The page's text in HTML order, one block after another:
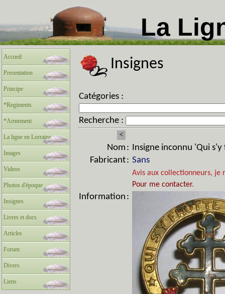
La
Accueil
Presentation
Principe
*Regiments
*Armement
La ligne en Lorraine
Images
Videos
Photos d'époque
Insignes
Livres et docs
Articles
Forum
Divers
Liens
Insignes
Catégories :
Recherche :
<
Nom : Insigne inconnu 'Qui
Fabricant: Sans
Avis aux collectionneurs,
Pour me contacter.
Information :